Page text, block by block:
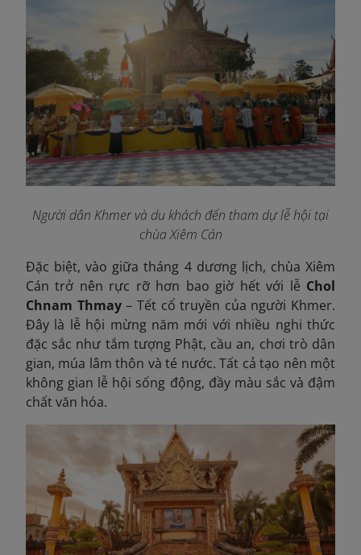
Người dân Khmer và du khách đến tham dự lễ hội tại
chùa Xiêm Cán
Đặc biệt, vào giữa tháng 4 dương lịch, chùa Xiêm
Cán trở nên rực rỡ hơn bao giờ hết với lễ Chol
Chnam Thmay– Tết cổ truyền của người Khmer.
Đây là lễ hội mừng năm mới với nhiều nghi thức
đặc sắc như tắm tượng Phật, cầu an, chơi trò dân
gian, múa lâm thôn và té nước. Tất cả tạo nên một
không gian lễ hội sống động, đầy màu sắc và đậm
chất văn hóa.